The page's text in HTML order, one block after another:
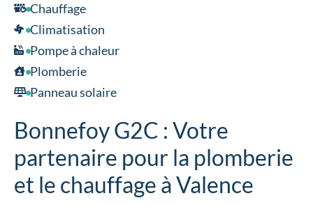
Chauffage
Climatisation
Pompe à chaleur
Plomberie
Panneau solaire
Bonnefoy G2C : Votre
partenaire pour la plomberie
et le chauffage à Valence